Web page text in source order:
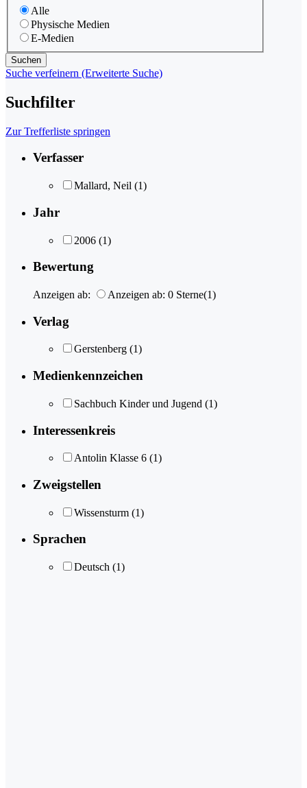
Alle
Physische Medien
E-Medien
Suche verfeinern (Erweiterte Suche)
Suchfilter
Zur Trefferliste springen
Verfasser
Mallard, Neil (1)
Jahr
2006 (1)
Bewertung
Anzeigen ab: Anzeigen ab: 0 Sterne(1)
Verlag
Gerstenberg (1)
Medienkennzeichen
Sachbuch Kinder und Jugend (1)
Interessenkreis
Antolin Klasse 6 (1)
Zweigstellen
Wissensturm (1)
Sprachen
Deutsch (1)